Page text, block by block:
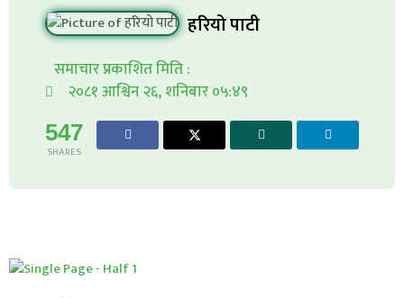
हरियो पाटी
समाचार प्रकाशित मिति :
२०८१ आश्विन २६, शनिबार ०५:४९
547
SHARES